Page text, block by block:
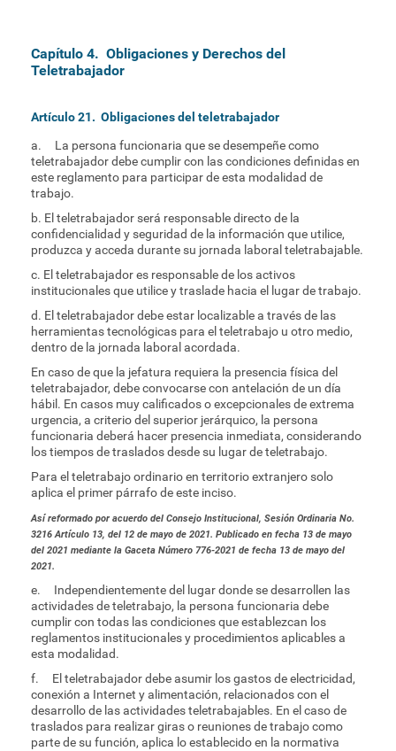
Capítulo 4. Obligaciones y Derechos del
Teletrabajador
Artículo 21. Obligaciones del teletrabajador
a. La persona funcionaria que se desempeñe como
teletrabajador debe cumplir con las condiciones definidas en
este reglamento para participar de esta modalidad de
trabajo.
b. El teletrabajador será responsable directo de la
confidencialidad y seguridad de la información que utilice,
produzca y acceda durante su jornada laboral teletrabajable.
c. El teletrabajador es responsable de los activos
institucionales que utilice y traslade hacia el lugar de trabajo.
d. El teletrabajador debe estar localizable a través de las
herramientas tecnológicas para el teletrabajo u otro medio,
dentro de la jornada laboral acordada.
En caso de que la jefatura requiera la presencia física del
teletrabajador, debe convocarse con antelación de un día
hábil. En casos muy calificados o excepcionales de extrema
urgencia, a criterio del superior jerárquico, la persona
funcionaria deberá hacer presencia inmediata, considerando
los tiempos de traslados desde su lugar de teletrabajo.
Para el teletrabajo ordinario en territorio extranjero solo
aplica el primer párrafo de este inciso.
Así reformado por acuerdo del Consejo Institucional, Sesión Ordinaria No.
3216 Artículo 13, del 12 de mayo de 2021. Publicado en fecha 13 de mayo
del 2021 mediante la Gaceta Número 776-2021 de fecha 13 de mayo del
2021.
e. Independientemente del lugar donde se desarrollen las
actividades de teletrabajo, la persona funcionaria debe
cumplir con todas las condiciones que establezcan los
reglamentos institucionales y procedimientos aplicables a
esta modalidad.
f. El teletrabajador debe asumir los gastos de electricidad,
conexión a Internet y alimentación, relacionados con el
desarrollo de las actividades teletrabajables. En el caso de
traslados para realizar giras o reuniones de trabajo como
parte de su función, aplica lo establecido en la normativa